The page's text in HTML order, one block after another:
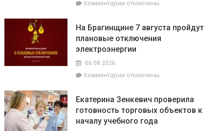
фундаментом
государственности,
кто
сейчас
впереди
кампании
как
принять
участие
конкурсе
Комментарии к
рассказали,
почему
не
телефон
грозы
отключены
На Брагинщине 7 августа пройдут
плановые отключения
электроэнергии
06.08.2026
Комментарии к
Брагинщине
7
августа
отключены
Екатерина Зенкевич проверила
готовность торговых объектов к
началу учебного года